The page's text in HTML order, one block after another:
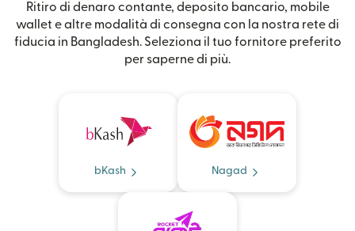
Ritiro di denaro contante, deposito bancario, mobile
wallet e altre modalità di consegna con la nostra rete di
fiducia in Bangladesh. Seleziona il tuo fornitore preferito
per saperne di più.
bKash Nagad